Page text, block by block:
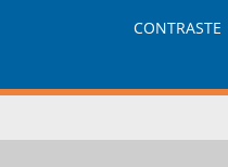
CONTRASTE